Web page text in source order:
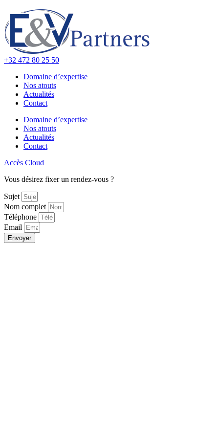
+32 472 80 25 50
Domaine d’expertise
Nos atouts
Actualités
Contact
Domaine d’expertise
Nos atouts
Actualités
Contact
Accès Cloud
Vous désirez fixer un rendez-vous ?
Sujet
Nom complet
Téléphone
Email
Envoyer